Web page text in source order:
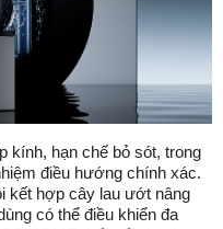
kính, hạn chế bỏ sót, trong
điều hướng chính xác.
kết hợp cây lau ướt nâng
có thể điều khiển đa